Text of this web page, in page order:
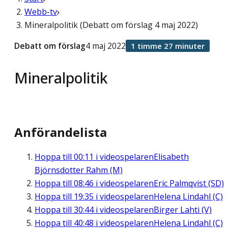
Webb-tv
Mineralpolitik (Debatt om förslag 4 maj 2022)
Mineralpolitik
Debatt om förslag4 maj 2022 1 timme 27 minuter
Anförandelista
Hoppa till 00:11 i videospelarenElisabeth
Björnsdotter Rahm (M)
Hoppa till 08:46 i videospelarenEric Palmqvist (SD)
Hoppa till 19:35 i videospelarenHelena Lindahl (C)
Hoppa till 30:44i videospelarenBirger Lahti (V)
Hoppa till 40:48 i videospelarenHelena Lindahl (C)